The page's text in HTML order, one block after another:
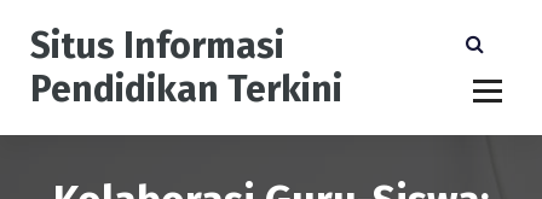
Situs Informasi
Pendidikan Terkini